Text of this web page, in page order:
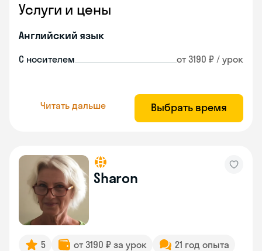
Услуги и цены
Английский язык
С носителем от 3190 ₽ / урок
Читать дальше Выбрать время
Sharon
5 от 3190 ₽ за урок
21 год опыта